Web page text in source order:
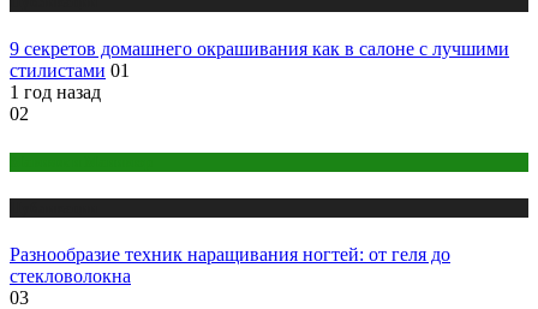
9 секретов домашнего окрашивания как в салоне с лучшими
стилистами 01
1 год назад
02
Разнообразие техник наращивания ногтей: от геля до
стекловолокна
03